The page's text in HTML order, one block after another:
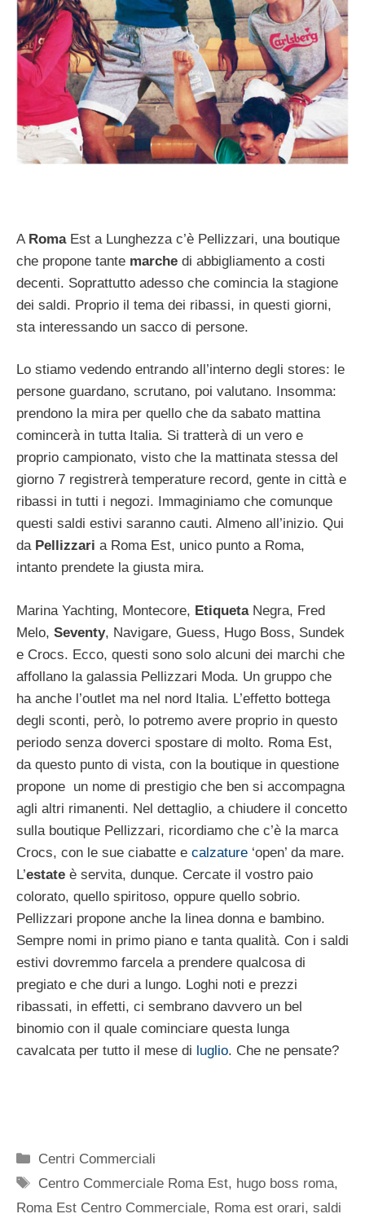
A RomaEst a Lunghezza c’è Pellizzari, una boutique
che propone tante marche di abbigliamento a costi
decenti. Soprattutto adesso che comincia la stagione
dei saldi. Proprio il tema dei ribassi, in questi giorni,
sta interessando un sacco di persone.
Lo stiamo vedendo entrando all’interno degli stores: le
persone guardano, scrutano, poi valutano. Insomma:
prendono la mira per quello che da sabato mattina
comincerà in tutta Italia. Si tratterà di un vero e
proprio campionato, visto che la mattinata stessa del
giorno 7 registrerà temperature record, gente in città e
ribassi in tutti i negozi. Immaginiamo che comunque
questi saldi estivi saranno cauti. Almeno all’inizio. Qui
da Pellizzari a Roma Est, unico punto a Roma,
intanto prendete la giusta mira.
Marina Yachting, Montecore, EtiquetaNegra, Fred
Melo, Seventy, Navigare, Guess, Hugo Boss, Sundek
e Crocs. Ecco, questi sono solo alcuni dei marchi che
affollano la galassia Pellizzari Moda. Un gruppo che
ha anche l’outlet ma nel nord Italia. L’effetto bottega
degli sconti, però, lo potremo avere proprio in questo
periodo senza doverci spostare di molto. Roma Est,
da questo punto di vista, con la boutique in questione
propone un nome di prestigio che ben si accompagna
agli altri rimanenti. Nel dettaglio, a chiudere il concetto
sulla boutique Pellizzari, ricordiamo che c’è la marca
Crocs, con le sue ciabatte e calzature ‘open’ da mare.
L’estate è servita, dunque. Cercate il vostro paio
colorato, quello spiritoso, oppure quello sobrio.
Pellizzari propone anche la linea donna e bambino.
Sempre nomi in primo piano e tanta qualità. Con i saldi
estivi dovremmo farcela a prendere qualcosa di
pregiato e che duri a lungo. Loghi noti e prezzi
ribassati, in effetti, ci sembrano davvero un bel
binomio con il quale cominciare questa lunga
cavalcata per tutto il mese di luglio. Che ne pensate?
Categorie
Centri Commerciali
Tag
Centro Commerciale Roma Est, hugo boss roma,
Roma Est Centro Commerciale, Roma est orari, saldi